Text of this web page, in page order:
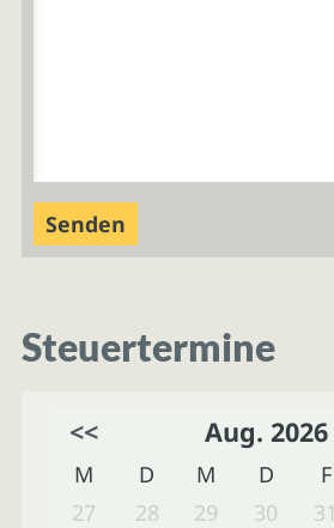
Steuertermine
<< Aug. 2026
M D M D F
27
28 29 30 31